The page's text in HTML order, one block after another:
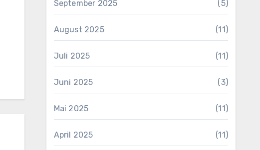
September 2025 (5)
August 2025 (11)
Juli 2025 (11)
Juni 2025 (3)
Mai 2025 (11)
April 2025 (11)